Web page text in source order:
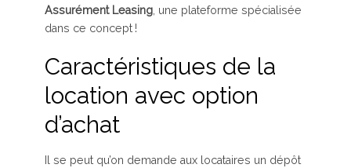
Assurément Leasing, une plateforme spécialisée
dans ce concept !
Caractéristiques de la
location avec option
d’achat
Il se peut qu’on demande aux locataires un dépôt